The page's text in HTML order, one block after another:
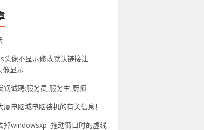
头像不显示修改默认链接让
像显示
锅诚聘:服务员,服务生,厨师
厦电脑城电脑装机的有关信息！
掉windowsxp 拖动窗口时的虚线